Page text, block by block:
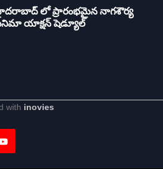
లో ప్రారంభమైన నాగశౌర్య
యాక్షన్ షెడ్యూల్
with inovies